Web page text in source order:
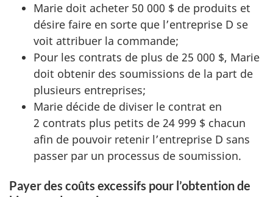
Marie doit acheter 50 000 $ de produits et
désire faire en sorte que l’entreprise D se
voit attribuer la commande;
Pour les contrats de plus de 25 000 $, Marie
doit obtenir des soumissions de la part de
plusieurs entreprises;
Marie décide de diviser le contrat en
2 contrats plus petits de 24 999 $ chacun
afin de pouvoir retenir l’entreprise D sans
passer par un processus de soumission.
Payer des coûts excessifs pour l’obtention de